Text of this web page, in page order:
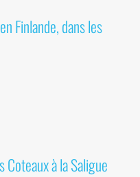
Finlande, dans les
Coteaux à la Saligue